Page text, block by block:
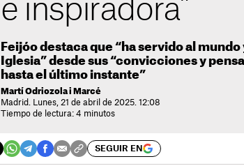
e inspiradora”
Feijóo destaca que “ha servido al mundo
Iglesia” desde sus “convicciones y
hasta el último instante”
Martí Odriozola i Marcé
Madrid. Lunes, 21 de abril de 2025. 12:08
Tiempo de lectura: 4 minutos
SEGUIR EN